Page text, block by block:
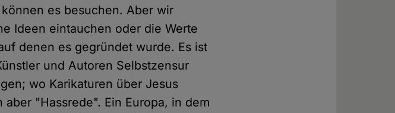
es besuchen. Aber wir
Ideen eintauchen oder die Werte
denen es gegründet wurde. Es ist
und Autoren Selbstzensur
wo Karikaturen über Jesus
"Hassrede". Ein Europa, in dem